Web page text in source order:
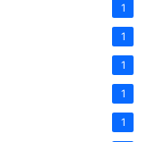
1
1
1
1
1